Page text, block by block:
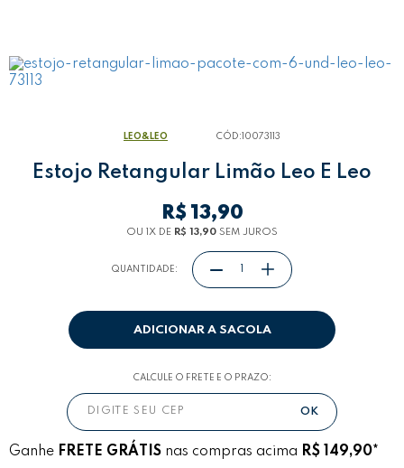
LEO&LEO CÓD: 10073113
Estojo Retangular Limão Leo E Leo
R$ 13,90
OU 1X DE R$ 13,90 SEM JUROS
QUANTIDADE:
ADICIONAR A SACOLA
CALCULE O FRETE E O PRAZO:
Ganhe FRETE GRÁTIS nas compras acima R$ 149,90*